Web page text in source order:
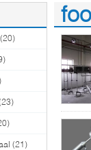
(20)
(21)
(81)